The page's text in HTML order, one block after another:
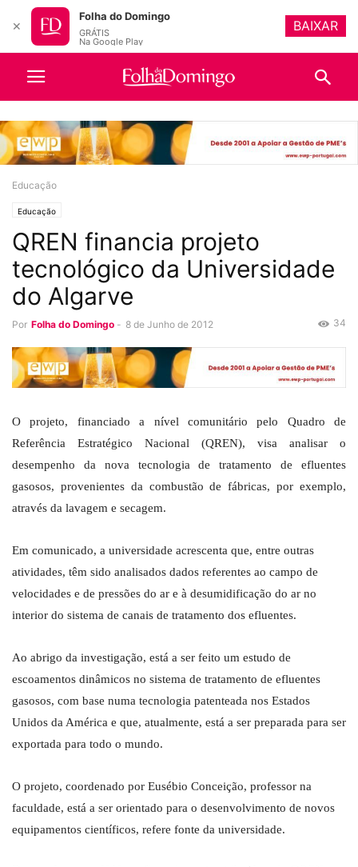
Educação
Educação
QREN financia projeto
tecnológico da Universidade
do Algarve
Por Folha do Domingo - 8 de Junho de 2012 34
O projeto, financiado a nível comunitário pelo Quadro de
Referência Estratégico Nacional (QREN), visa analisar o
desempenho da nova tecnologia de tratamento de efluentes
gasosos, provenientes da combustão de fábricas, por exemplo,
através da lavagem e secagem.
Em comunicado, a universidade acrescenta que, entre outras
atividades, têm sido analisados dados referentes ao campo de
velocidades e de pressões do ar e à desumidificação do ar no
interior do sistema de canais de tratamento dos efluentes.
Ao abrigo da investigação, está a ser feito um estudo de
escoamentos dinâmicos no sistema de tratamento de efluentes
gasosos, com base numa tecnologia patenteada nos Estados
Unidos da América e que, atualmente, está a ser preparada para ser
exportada para todo o mundo.
O projeto, coordenado por Eusébio Conceição, professor na
faculdade, está a ser orientado para o desenvolvimento de novos
equipamentos científicos, refere fonte da universidade.
✕
Folha do Domingo
GRÁTIS
Na Google Play
BAIXAR